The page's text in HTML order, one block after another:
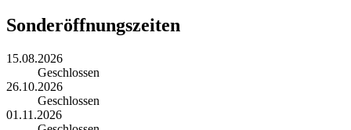
Sonderöffnungszeiten
15.08.2026
Geschlossen
26.10.2026
Geschlossen
01.11.2026